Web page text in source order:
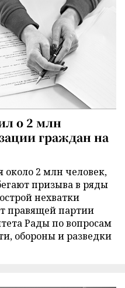
о 2 млн
граждан на
около 2 млн человек,
призыва в ряды
нехватки
правящей партии
Рады по вопросам
обороны и разведки